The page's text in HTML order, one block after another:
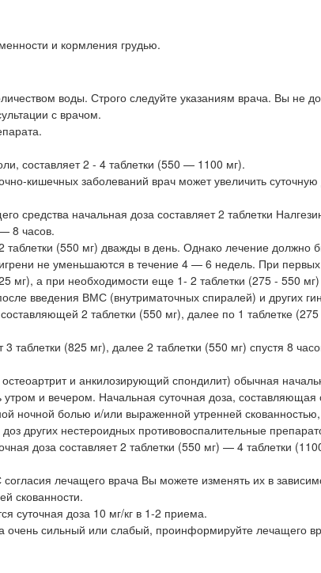
и кормления грудью.
воды. Строго следуйте указаниям врача. Вы не
с врачом.
составляет 2 - 4 таблетки (550 — 1100 мг).
кишечных заболеваний врач может увеличить суточную
средства начальная доза составляет 2 таблетки
8 часов.
(550 мг) дважды в день. Однако лечение должно
не уменьшаются в течение 4 — 6 недель. При
мг), а при необходимости еще 1- 2 таблетки (275 - 550
введения ВМС (внутриматочных спиралей) и других
2 таблетки (550 мг), далее по 1 таблетке
таблетки (825 мг), далее 2 таблетки (550 мг) спустя 8
и анкилозирующий спондилит) обычная
и вечером. Начальная суточная доза, составляющая
ночной болью и/или выраженной утренней
других нестероидных противовоспалительные
доза составляет 2 таблетки (550 мг) — 4 таблетки
лечащего врача Вы можете изменять их в
скованности.
суточная доза 10 мг/кг в 1-2 приема.
очень сильный или слабый, проинформируйте лечащего